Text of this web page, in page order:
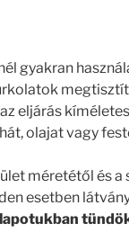
gyakran
eljárás
olajat vagy
méretétől és a
esetben